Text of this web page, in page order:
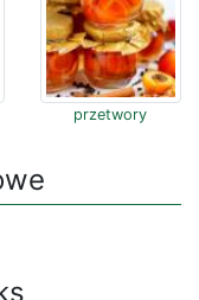
przetwory